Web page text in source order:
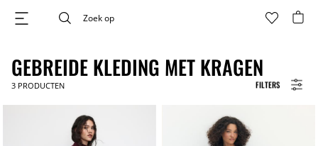
FILTERS
GEBREIDE KLEDING MET KRAGEN
3 PRODUCTEN